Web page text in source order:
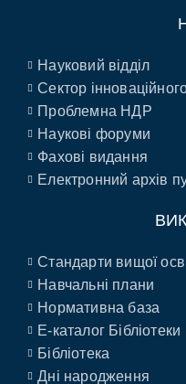
Науковий відділ
Сектор
Проблемна НДР
Наукові форуми
Фахові видання
Електронний архів
Стандарти вищої
Навчальні плани
Нормативна база
E-каталог Бібліотеки
Бібліотека
Дні народження